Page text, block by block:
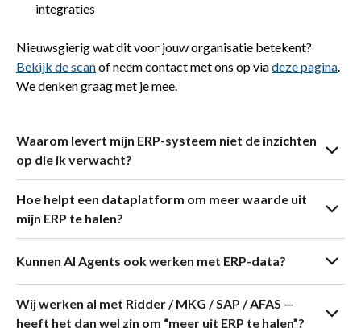
integraties
Nieuwsgierig wat dit voor jouw organisatie betekent?
Bekijk de scanof neem contact met ons op viadeze pagina.
We denken graag met je mee.
Waarom levert mijn ERP-systeem niet de inzichten
op die ik verwacht?
realtime dashboards
operationele sturing
AI-toepassingen
Hoe helpt een dataplatform om meer waarde uit
mijn ERP te halen?
centrale datahub
koppelt ERP-data aan MES, PLM, CRM en HRM
Kunnen AI Agents ook werken met ERP-data?
Wij werken al met Ridder / MKG / SAP / AFAS —
heeft het dan wel zin om “meer uit ERP te halen”?